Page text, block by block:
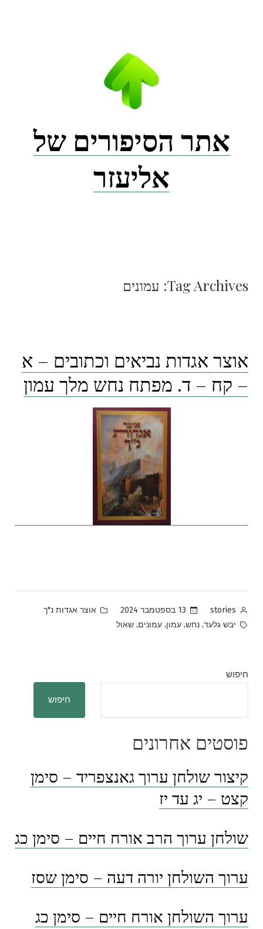
אתר הסיפורים של
אליעזר
Tag Archives: עמונים
אוצר אגדות נביאים וכתובים – א
– קח – ד. מפתח נחש מלך עמון
Posted
by
stories 13 בספטמבר 2024
Posted
אוצר אגדות נ"ך
Tags:
יבש גלעד, נחש, עמון, עמונים, שאול
חיפוש
חיפוש
פוסטים אחרונים
קיצור שולחן ערוך גאנצפריד – סימן
קצט – יג עד יז
שולחן ערוך הרב אורח חיים – סימן כג
ערוך השולחן יורה דעה – סימן שסז
ערוך השולחן אורח חיים – סימן כג